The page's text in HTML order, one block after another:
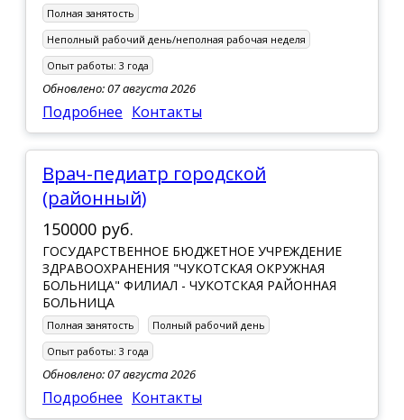
Полная занятость
Неполный рабочий день/неполная рабочая неделя
Опыт работы: 3 года
Обновлено: 07 августа 2026
Подробнее Контакты
Врач-педиатр городской
(районный)
150000 руб.
ГОСУДАРСТВЕННОЕ БЮДЖЕТНОЕ УЧРЕЖДЕНИЕ
ЗДРАВООХРАНЕНИЯ "ЧУКОТСКАЯ ОКРУЖНАЯ
БОЛЬНИЦА" ФИЛИАЛ - ЧУКОТСКАЯ РАЙОННАЯ
БОЛЬНИЦА
Полная занятость
Полный рабочий день
Опыт работы: 3 года
Обновлено: 07 августа 2026
Подробнее Контакты